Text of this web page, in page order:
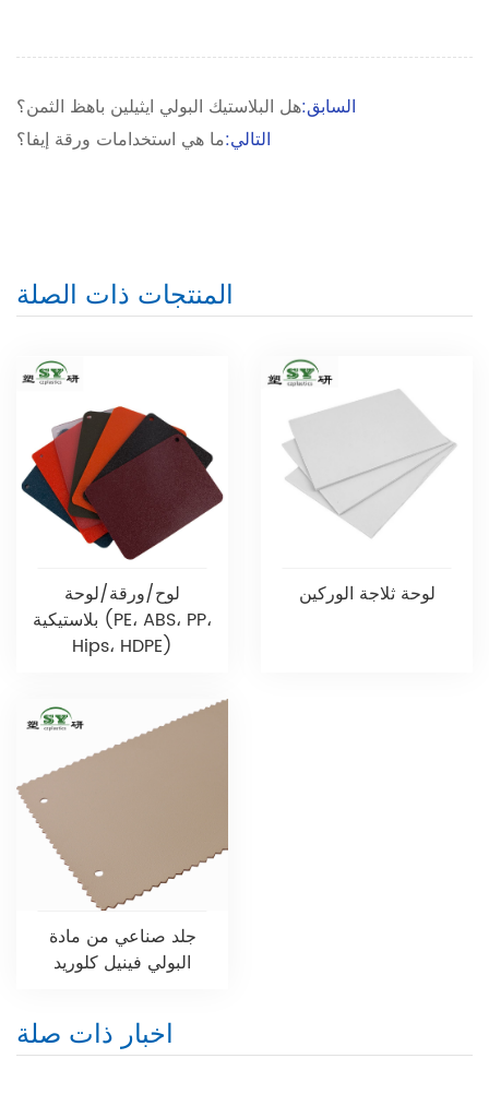
السابق:هل البلاستيك البولي ايثيلين باهظ الثمن؟
التالي:ما هي استخدامات ورقة إيفا؟
المنتجات ذات الصلة
لوح/ورقة/لوحة
بلاستيكية (PE، ABS، PP،
Hips، HDPE)
لوحة ثلاجة الوركين
جلد صناعي من مادة
البولي فينيل كلوريد
اخبار ذات صلة